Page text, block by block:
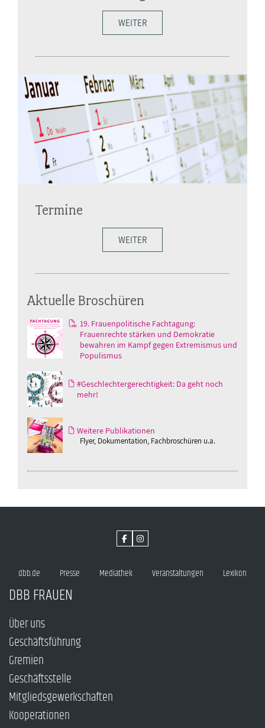
WEITER
Termine
WEITER
Aktuelle Broschüren
19. Frauenpolitische Fachtagung:
Frauenrechte stärken und Demokratie
bewahren im Kampf gegen Extremismus und
Populismus
#Geschlechtergerechtigkeit: Da geht noch
mehr!
Weitere Publikationen
Flyer, Dokumentation, Fachbroschüren u.a.
dbb.de Presse Mediathek Veranstaltungen Lexikon
DBB FRAUEN
Über uns
Geschäftsführung
Gremien
Geschäftsstelle
Mitgliedsgewerkschaften
Kooperationen